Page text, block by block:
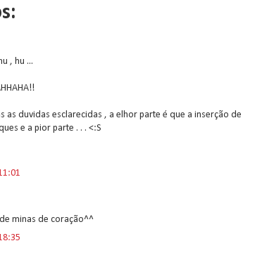
, hu ...
as duvidas esclarecidas , a elhor parte é que a inserção de
e a pior parte . . . <:S
minas de coração^^